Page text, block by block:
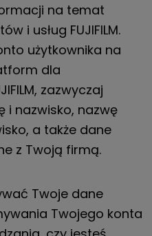
na temat
i usług FUJIFILM.
użytkownika na
dla
zazwyczaj
i nazwisko, nazwę
a także dane
z Twoją firmą.
Twoje dane
Twojego konta